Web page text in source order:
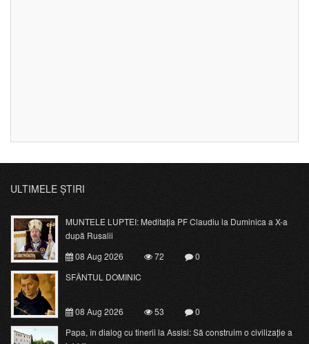
ULTIMELE ȘTIRI
MUNTELE LUPTEI: Meditația PF Claudiu la Duminica a X-a
după Rusalii
08 Aug 2026
72
0
SFÂNTUL DOMINIC
08 Aug 2026 53
0
Papa, în dialog cu tinerii la Assisi: Să construim o civilizație a